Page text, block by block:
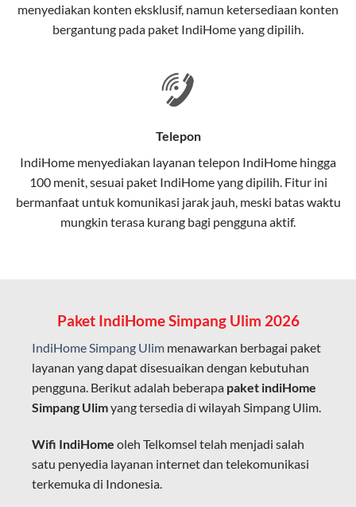
Kecepatan Tinggi
dibandingkan kabel tembaga atau DSL.
elektromagnetik, sehingga koneksi tetap lancar.
Latensi Rendah
Cocok untuk aktivitas yang membutuhkan koneksi
Mampu menangani banyak perangkat sekaligus tanpa
Dengan teknologi ini, IndiHome memberikan pengalaman
internet yang lebih baik bagi pengguna untuk bekerja,
belajar, dan hiburan di rumah.
layanan internet yang disediakan menggunakan jaringan
fiber optic dapat dikoneksikan melalui perangkat router
WiFi.
menyediakan konten eksklusif, namun ketersediaan konten
bergantung pada paket IndiHome yang dipilih.
Telepon
IndiHome menyediakan layanan telepon IndiHome hingga
100 menit, sesuai paket IndiHome yang dipilih. Fitur ini
bermanfaat untuk komunikasi jarak jauh, meski batas waktu
mungkin terasa kurang bagi pengguna aktif.
Paket IndiHome Simpang Ulim 2026
IndiHome Simpang Ulim menawarkan berbagai paket
layanan yang dapat disesuaikan dengan kebutuhan
pengguna. Berikut adalah beberapa paket indiHome
Simpang Ulimyang tersedia di wilayah Simpang Ulim.
Wifi IndiHome oleh Telkomsel telah menjadi salah
satu penyedia layanan internet dan telekomunikasi
terkemuka di Indonesia.